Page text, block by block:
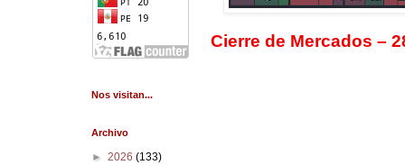
Cierre de Mercados –
Nos visitan...
Archivo
►2026(133)